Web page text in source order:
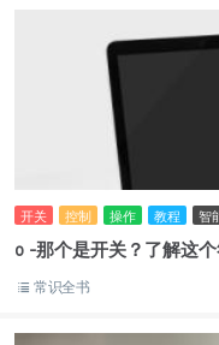
开关 控制 操作 教程 智
o -那个是开关？了解这
常识全书